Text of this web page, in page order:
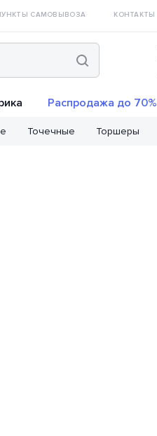
САМОВЫВОЗА КОНТАКТЫ
Точечные Торшеры
Распродажа до 70%